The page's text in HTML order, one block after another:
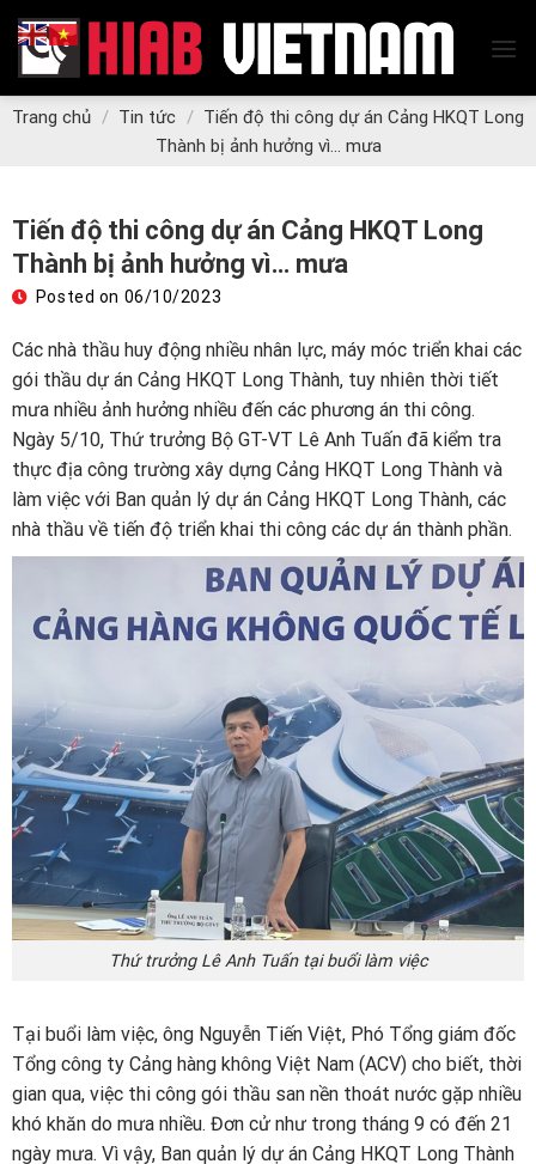
Skip
content
Trang chủ / Tin tức / Tiến độ thi công dự án Cảng HKQT Long
Thành bị ảnh hưởng vì… mưa
Tiến độ thi công dự án Cảng HKQT Long
Thành bị ảnh hưởng vì… mưa
Posted on 06/10/2023
Các nhà thầu huy động nhiều nhân lực, máy móc triển khai các
gói thầu dự án Cảng HKQT Long Thành, tuy nhiên thời tiết
mưa nhiều ảnh hưởng nhiều đến các phương án thi công.
Ngày 5/10, Thứ trưởng Bộ GT-VT Lê Anh Tuấn đã kiểm tra
thực địa công trường xây dựng Cảng HKQT Long Thành và
làm việc với Ban quản lý dự án Cảng HKQT Long Thành, các
nhà thầu về tiến độ triển khai thi công các dự án thành phần.
Thứ trưởng Lê Anh Tuấn tại buổi làm việc
Tại buổi làm việc, ông Nguyễn Tiến Việt, Phó Tổng giám đốc
Tổng công ty Cảng hàng không Việt Nam (ACV) cho biết, thời
gian qua, việc thi công gói thầu san nền thoát nước gặp nhiều
khó khăn do mưa nhiều. Đơn cử như trong tháng 9 có đến 21
ngày mưa. Vì vậy, Ban quản lý dự án Cảng HKQT Long Thành